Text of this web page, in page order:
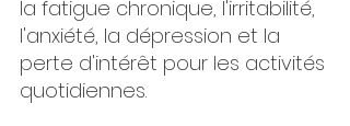
la fatigue chronique, l'irritabilité,
l'anxiété, la dépression et la
perte d'intérêt pour les activités
quotidiennes.